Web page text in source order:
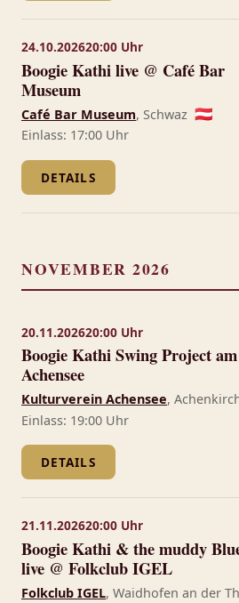
24.10.202620:00 Uhr
Boogie Kathi live @ Café Bar
Museum
Café Bar Museum, Schwaz 🇦🇹
Einlass: 17:00 Uhr
DETAILS
NOVEMBER 2026
20.11.202620:00 Uhr
Boogie Kathi Swing Project am
Achensee
Kulturverein Achensee,
Einlass: 19:00 Uhr
DETAILS
21.11.202620:00 Uhr
Boogie Kathi & the muddy
live @ Folkclub IGEL
Folkclub IGEL, Waidhofen an der